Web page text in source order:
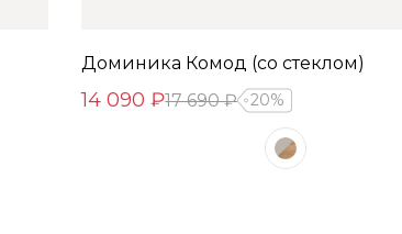
Доминика Комод (со стеклом)
14 090 ₽17 690 ₽ 20%